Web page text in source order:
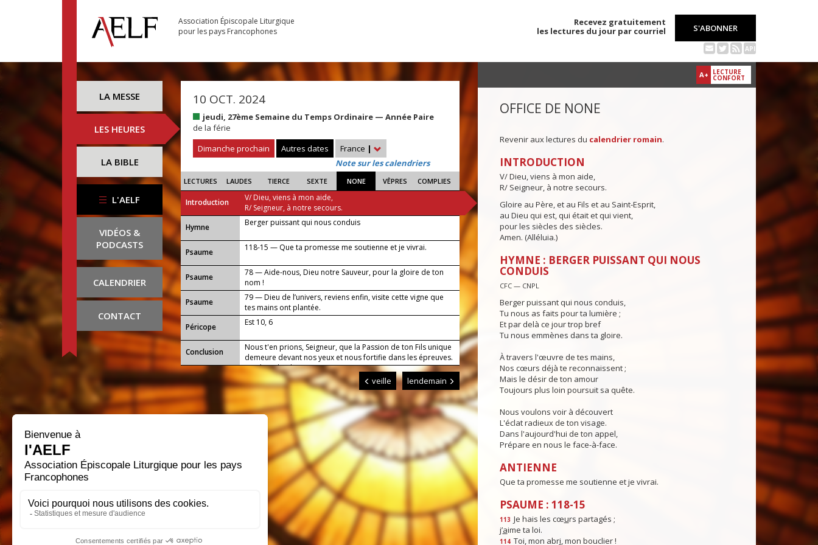
Association Épiscopale Liturgique
pour les pays Francophones
Recevez gratuitement
les lectures du jour par courriel
S'ABONNER
API
LA MESSE
LES HEURES
LA BIBLE
L'AELF
VIDÉOS &
PODCASTS
CALENDRIER
CONTACT
10 OCT. 2024
jeudi, 27ème Semaine du Temps Ordinaire — Année Paire
de la férie
Dimanche prochain
Autres dates France |
Note sur les calendriers
LECTURES LAUDES TIERCE SEXTE NONE VÊPRES COMPLIES
Introduction
V/ Dieu, viens à mon aide,
R/ Seigneur, à notre secours.
...
Hymne Berger puissant qui nous conduis
Psaume 118-15 — Que ta promesse me soutienne et je vivrai.
Psaume
78 — Aide-nous, Dieu notre Sauveur, pour la gloire de ton
nom !
Psaume
79 — Dieu de l’univers, reviens enfin, visite cette vigne que
tes mains ont plantée.
Péricope
Est 10, 6
Conclusion
Nous t'en prions, Seigneur, que la Passion de ton Fils unique
demeure devant nos yeux et nous fortifie dans les épreuves.
Lui Jésus, le Christ, notre Seigneur.
veille lendemain
A+ LECTURE
CONFORT
OFFICE DE NONE
Revenir aux lectures du calendrier romain.
INTRODUCTION
V/ Dieu, viens à mon aide,
R/ Seigneur, à notre secours.
Gloire au Père, et au Fils et au Saint-Esprit,
au Dieu qui est, qui était et qui vient,
pour les siècles des siècles.
Amen. (Alléluia.)
HYMNE : BERGER PUISSANT QUI NOUS
CONDUIS
CFC — CNPL
Berger puissant qui nous conduis,
Tu nous as faits pour ta lumière ;
Et par delà ce jour trop bref
Tu nous emmènes dans ta gloire.
À travers l'œuvre de tes mains,
Nos cœurs déjà te reconnaissent ;
Mais le désir de ton amour
Toujours plus loin poursuit sa quête.
Nous voulons voir à découvert
L'éclat radieux de ton visage.
Dans l'aujourd'hui de ton appel,
Prépare en nous le face-à-face.
ANTIENNE
Que ta promesse me soutienne et je vivrai.
PSAUME : 118-15
113 Je hais les cœurs partagés ;
j’aime ta loi.
114 Toi, mon abri, mon bouclier !